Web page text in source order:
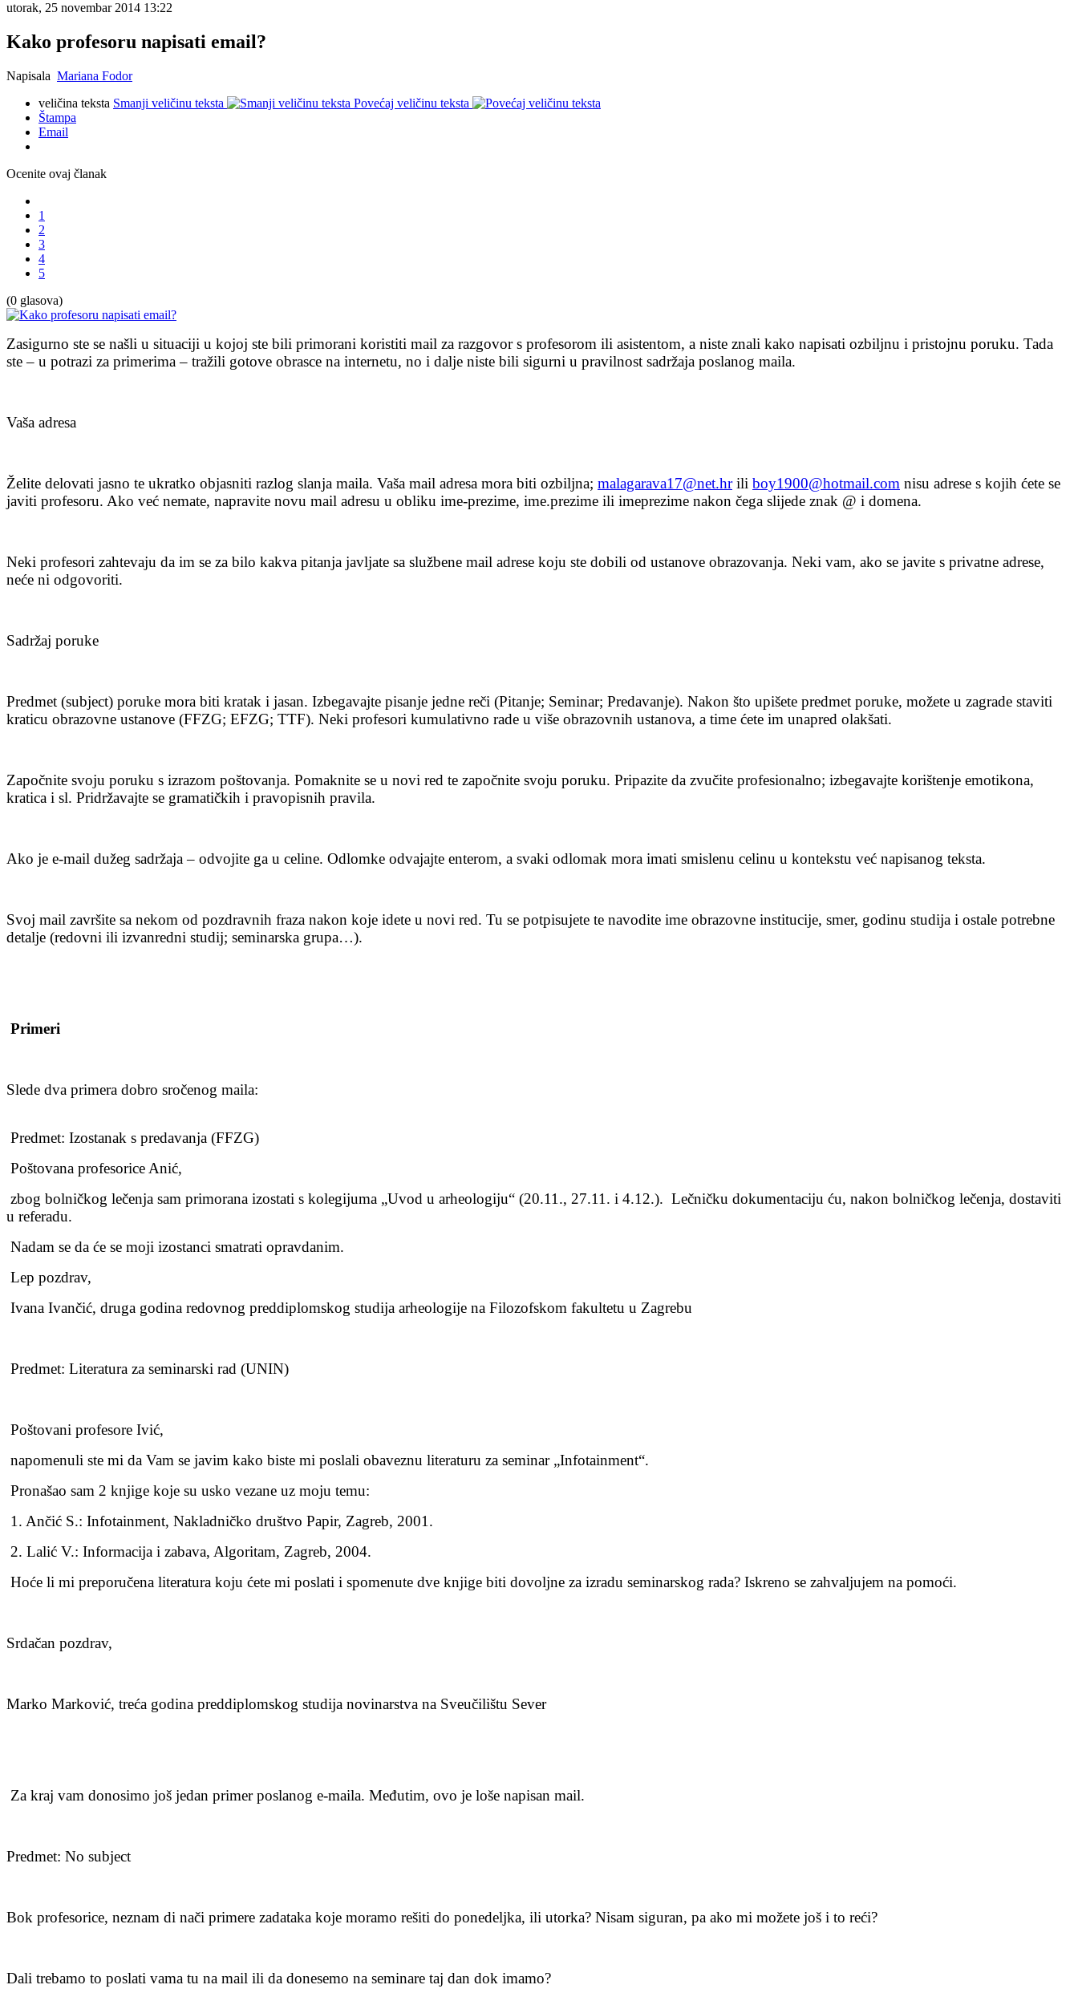
utorak, 25 novembar 2014 13:22
Kako profesoru napisati email?
Napisala Mariana Fodor
veličina teksta Smanji veličinu teksta
Povećaj veličinu teksta
Štampa
Email
Ocenite ovaj članak
1
2
3
4
5
(0 glasova)
Zasigurno ste se našli u situaciji u kojoj ste bili primorani koristiti mail za razgovor s profesorom ili asistentom, a niste znali kako napisati ozbiljnu i pristojnu poruku. Tada
ste – u potrazi za primerima – tražili gotove obrasce na internetu, no i dalje niste bili sigurni u pravilnost sadržaja poslanog maila.
Vaša adresa
Želite delovati jasno te ukratko objasniti razlog slanja maila. Vaša mail adresa mora biti ozbiljna; malagarava17@net.hrili boy1900@hotmail.com nisu adrese s kojih ćete se
javiti profesoru. Ako već nemate, napravite novu mail adresu u obliku ime-prezime, ime.prezime ili imeprezime nakon čega slijede znak @ i domena.
Neki profesori zahtevaju da im se za bilo kakva pitanja javljate sa službene mail adrese koju ste dobili od ustanove obrazovanja. Neki vam, ako se javite s privatne adrese,
neće ni odgovoriti.
Sadržaj poruke
Predmet (subject) poruke mora biti kratak i jasan. Izbegavajte pisanje jedne reči (Pitanje; Seminar; Predavanje). Nakon što upišete predmet poruke, možete u zagrade staviti
kraticu obrazovne ustanove (FFZG; EFZG; TTF). Neki profesori kumulativno rade u više obrazovnih ustanova, a time ćete im unapred olakšati.
Započnite svoju poruku s izrazom poštovanja. Pomaknite se u novi red te započnite svoju poruku. Pripazite da zvučite profesionalno; izbegavajte korištenje emotikona,
kratica i sl. Pridržavajte se gramatičkih i pravopisnih pravila.
Ako je e-mail dužeg sadržaja – odvojite ga u celine. Odlomke odvajajte enterom, a svaki odlomak mora imati smislenu celinu u kontekstu već napisanog teksta.
Svoj mail završite sa nekom od pozdravnih fraza nakon koje idete u novi red. Tu se potpisujete te navodite ime obrazovne institucije, smer, godinu studija i ostale potrebne
detalje (redovni ili izvanredni studij; seminarska grupa…).
Primeri
Slede dva primera dobro sročenog maila:
Predmet: Izostanak s predavanja (FFZG)
Poštovana profesorice Anić,
zbog bolničkog lečenja sam primorana izostati s kolegijuma „Uvod u arheologiju“ (20.11., 27.11. i 4.12.). Lečničku dokumentaciju ću, nakon bolničkog lečenja, dostaviti
u referadu.
Nadam se da će se moji izostanci smatrati opravdanim.
Lep pozdrav,
Ivana Ivančić, druga godina redovnog preddiplomskog studija arheologije na Filozofskom fakultetu u Zagrebu
Predmet: Literatura za seminarski rad (UNIN)
Poštovani profesore Ivić,
napomenuli ste mi da Vam se javim kako biste mi poslali obaveznu literaturu za seminar „Infotainment“.
Pronašao sam 2 knjige koje su usko vezane uz moju temu:
1. Ančić S.: Infotainment, Nakladničko društvo Papir, Zagreb, 2001.
2. Lalić V.: Informacija i zabava, Algoritam, Zagreb, 2004.
Hoće li mi preporučena literatura koju ćete mi poslati i spomenute dve knjige biti dovoljne za izradu seminarskog rada? Iskreno se zahvaljujem na pomoći.
Srdačan pozdrav,
Marko Marković, treća godina preddiplomskog studija novinarstva na Sveučilištu Sever
Za kraj vam donosimo još jedan primer poslanog e-maila. Međutim, ovo je loše napisan mail.
Predmet: No subject
Bok profesorice, neznam di nači primere zadataka koje moramo rešiti do ponedeljka, ili utorka? Nisam siguran, pa ako mi možete još i to reći?
Dali trebamo to poslati vama tu na mail ili da donesemo na seminare taj dan dok imamo?